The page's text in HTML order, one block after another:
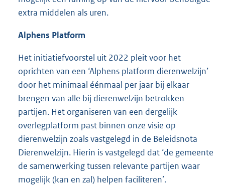
extra middelen als uren.
Alphens Platform
Het initiatiefvoorstel uit 2022 pleit voor het
oprichten van een ‘Alphens platform dierenwelzijn’
door het minimaal éénmaal per jaar bij elkaar
brengen van alle bij dierenwelzijn betrokken
partijen. Het organiseren van een dergelijk
overlegplatform past binnen onze visie op
dierenwelzijn zoals vastgelegd in de Beleidsnota
Dierenwelzijn. Hierin is vastgelegd dat ‘de gemeente
de samenwerking tussen relevante partijen waar
mogelijk (kan en zal) helpen faciliteren’.